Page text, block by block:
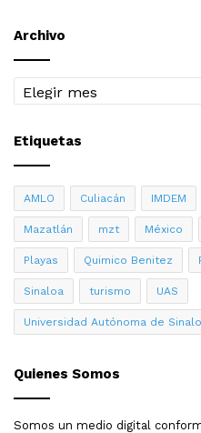
Archivo
Archivo
Etiquetas
AMLO Culiacán IMDEM
Mazatlán mzt México
Playas Quimico Benitez
Sinaloa turismo UAS
Universidad Autónoma de
Quienes Somos
Somos un medio digital